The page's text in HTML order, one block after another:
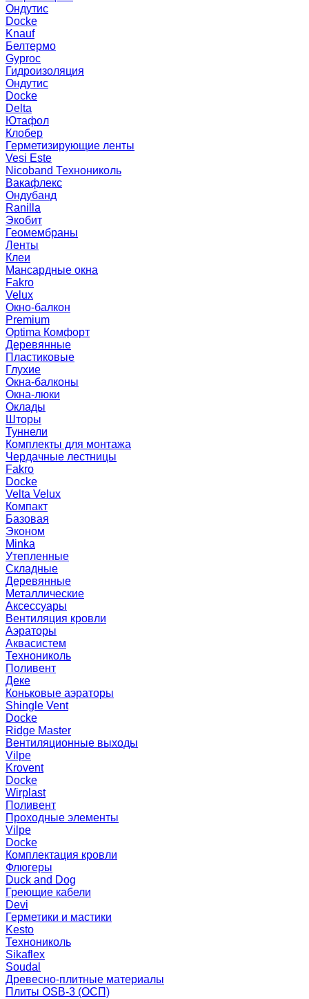
Ондутис
Docke
Knauf
Белтермо
Gyproc
Гидроизоляция
Ондутис
Docke
Delta
Ютафол
Клобер
Герметизирующие ленты
Vesi Este
Nicoband Технониколь
Вакафлекс
Ондубанд
Ranilla
Экобит
Геомембраны
Ленты
Клеи
Мансардные окна
Fakro
Velux
Окно-балкон
Premium
Optima Комфорт
Деревянные
Пластиковые
Глухие
Окна-балконы
Окна-люки
Оклады
Шторы
Туннели
Комплекты для монтажа
Чердачные лестницы
Fakro
Docke
Velta Velux
Компакт
Базовая
Эконом
Minka
Утепленные
Складные
Деревянные
Металлические
Аксессуары
Вентиляция кровли
Аэраторы
Аквасистем
Технониколь
Поливент
Деке
Коньковые аэраторы
Shingle Vent
Docke
Ridge Master
Вентиляционные выходы
Vilpe
Krovent
Docke
Wirplast
Поливент
Проходные элементы
Vilpe
Docke
Комплектация кровли
Флюгеры
Duck and Dog
Греющие кабели
Devi
Герметики и мастики
Kesto
Технониколь
Sikaflex
Soudal
Древесно-плитные материалы
Плиты OSB-3 (ОСП)